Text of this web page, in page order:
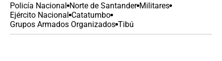
Policía Nacional Norte de Santander Militares
Ejército Nacional Catatumbo
Grupos Armados Organizados Tibú